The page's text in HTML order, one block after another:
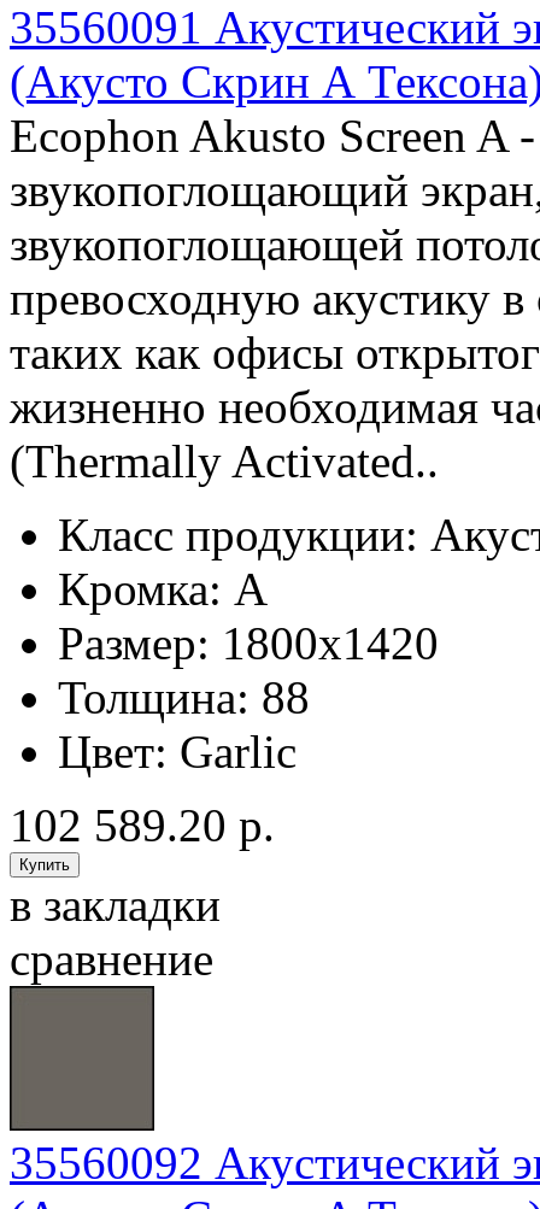
35560091 Акустический
(Акусто Скрин А
Ecophon Akusto Screen A
звукопоглощающий
звукопоглощающей
превосходную акустику
таких как офисы
жизненно необходимая
(Thermally Activated..
Класс продукции:
Кромка: A
Размер: 1800x1420
Толщина: 88
Цвет: Garlic
102 589.20 р.
в закладки
сравнение
35560092 Акустический